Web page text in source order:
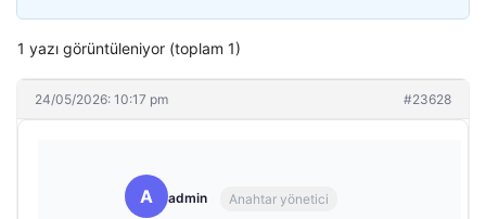
1 yazı görüntüleniyor (toplam 1)
24/05/2026: 10:17 pm #23628
A admin Anahtar yönetici